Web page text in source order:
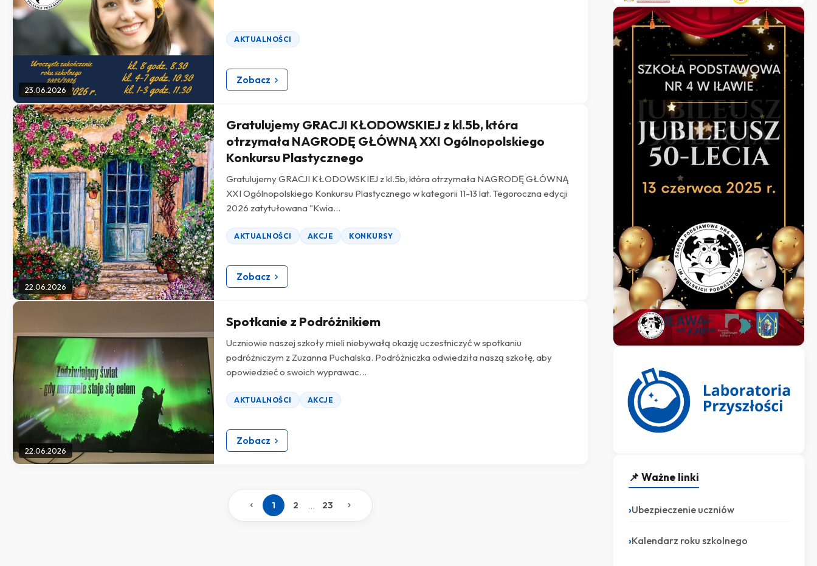
23.06.2026
AKTUALNOŚCI
Zobacz
22.06.2026
Gratulujemy GRACJI KŁODOWSKIEJ z kl.5b, która
otrzymała NAGRODĘ GŁÓWNĄ XXI Ogólnopolskiego
Konkursu Plastycznego
Gratulujemy GRACJI KŁODOWSKIEJ z kl.5b, która otrzymała NAGRODĘ GŁÓWNĄ
XXI Ogólnopolskiego Konkursu Plastycznego w kategorii 11-13 lat. Tegoroczna edycji
2026 zatytułowana "Kwia...
AKTUALNOŚCI AKCJE KONKURSY
Zobacz
22.06.2026
Spotkanie z Podróżnikiem
Uczniowie naszej szkoły mieli niebywałą okazję uczestniczyć w spotkaniu
podróżniczym z Zuzanna Puchalska. Podróżniczka odwiedziła naszą szkołę, aby
opowiedzieć o swoich wyprawac...
AKTUALNOŚCI AKCJE
Zobacz
1 2 ... 23
📌 Ważne linki
Ubezpieczenie uczniów
Kalendarz roku szkolnego